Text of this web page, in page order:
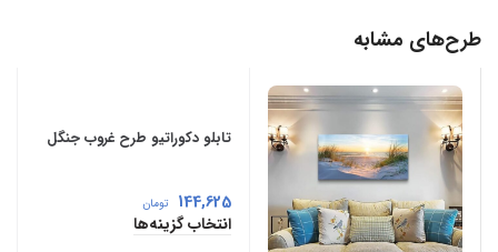
طرح‌های مشابه
تابلو دکوراتیو طرح غروب جنگل
144,625 تومان
انتخاب گزینه‌ها